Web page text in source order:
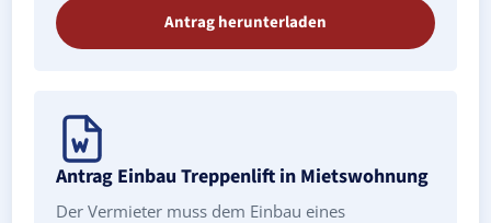
Antrag herunterladen
Antrag Einbau Treppenlift in Mietswohnung
Der Vermieter muss dem Einbau eines